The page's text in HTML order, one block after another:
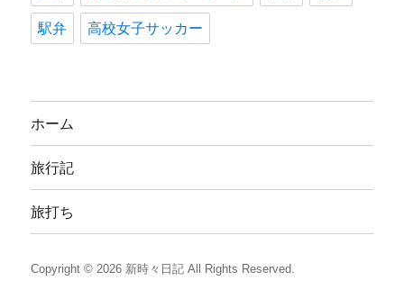
駅弁 高校女子サッカー
ホーム
旅行記
旅打ち
Copyright © 2026 新時々日記 All Rights Reserved.